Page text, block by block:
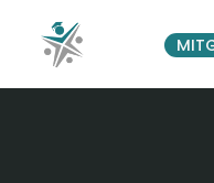
Inhalt
springen